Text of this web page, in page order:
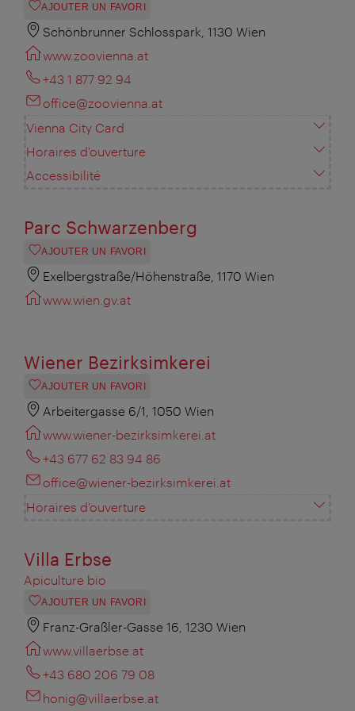
AJOUTER UN FAVORI
Schönbrunner Schlosspark, 1130 Wien
www.zoovienna.at
+43 1 877 92 94
office@zoovienna.at
Vienna City Card
Horaires d'ouverture
Accessibilité
Parc Schwarzenberg
AJOUTER UN FAVORI
Exelbergstraße/Höhenstraße, 1170 Wien
www.wien.gv.at
Wiener Bezirksimkerei
AJOUTER UN FAVORI
Arbeitergasse 6/1, 1050 Wien
www.wiener-bezirksimkerei.at
+43 677 62 83 94 86
office@wiener-bezirksimkerei.at
Horaires d'ouverture
Villa Erbse
Apiculture bio
AJOUTER UN FAVORI
Franz-Graßler-Gasse 16, 1230 Wien
www.villaerbse.at
+43 680 206 79 08
honig@villaerbse.at